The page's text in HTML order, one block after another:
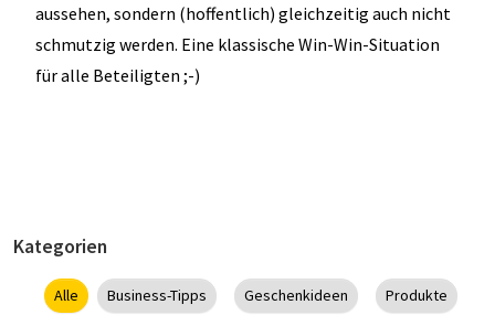
aussehen, sondern (hoffentlich) gleichzeitig auch nicht
schmutzig werden. Eine klassische Win-Win-Situation
für alle Beteiligten ;-)
Kategorien
Alle Business-Tipps Geschenkideen Produkte